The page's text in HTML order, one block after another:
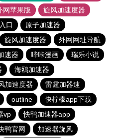
网苹果版
旋风加速度器
口
原子加速器
旋风加速度器
外网网址导航
速器 哔咔漫画
瑞乐小说
海鸥加速器
加速度器
雷霆加器速
outline
快柠檬app下载
vp
快鸭加速器app
鸭官网 加速器旋风